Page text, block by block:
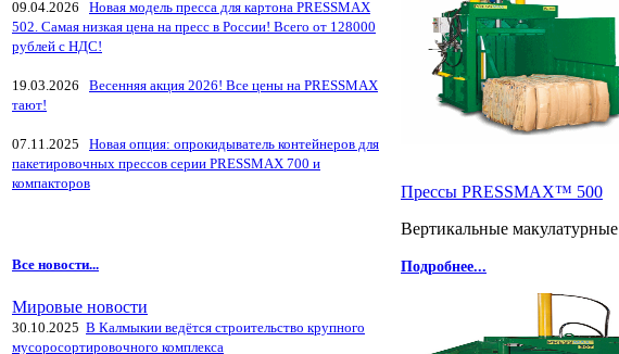
09.04.2026
Новая модель пресса для картона PRESSMAX
502. Самая низкая цена на пресс в России! Всего от 128000
рублей с НДС!
19.03.2026
Весенняя акция 2026! Все цены на PRESSMAX
тают!
07.11.2025
Новая опция: опрокидыватель контейнеров для
пакетировочных прессов серии PRESSMAX 700 и
компакторов
Все новости...
Мировые новости
30.10.2025 В Калмыкии ведётся строительство крупного
мусоросортировочного комплекса
Прессы PRESSMAX™ 500
Вертикальные макулатурные
Подробнее...